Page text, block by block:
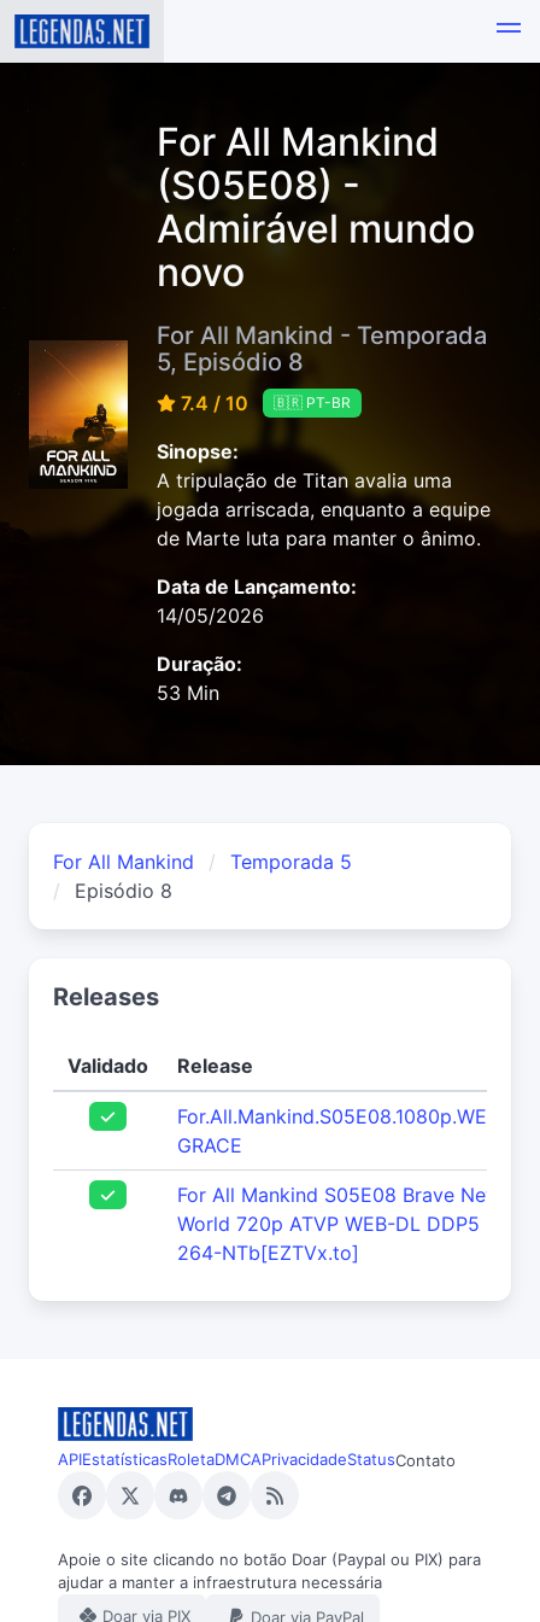
For All Mankind
(S05E08) -
Admirável mundo
novo
For All Mankind - Temporada
5, Episódio 8
7.4 / 10 🇧🇷 PT-BR
Sinopse:
A tripulação de Titan avalia uma
jogada arriscada, enquanto a equipe
de Marte luta para manter o ânimo.
Data de Lançamento:
14/05/2026
Duração:
53 Min
For All Mankind
Temporada 5
Episódio 8
Releases
Validado Release
GRACE
For All Mankind S05E08 Brave New
World 720p ATVP WEB-DL DDP5 1 H
264-NTb[EZTVx.to]
APIEstatísticasRoletaDMCAPrivacidadeStatusContato
Apoie o site clicando no botão Doar (Paypal ou PIX) para
ajudar a manter a infraestrutura necessária
Doar via PIX
Doar via PayPal